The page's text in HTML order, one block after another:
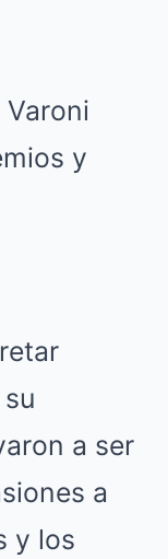
y
a ser
a
y los